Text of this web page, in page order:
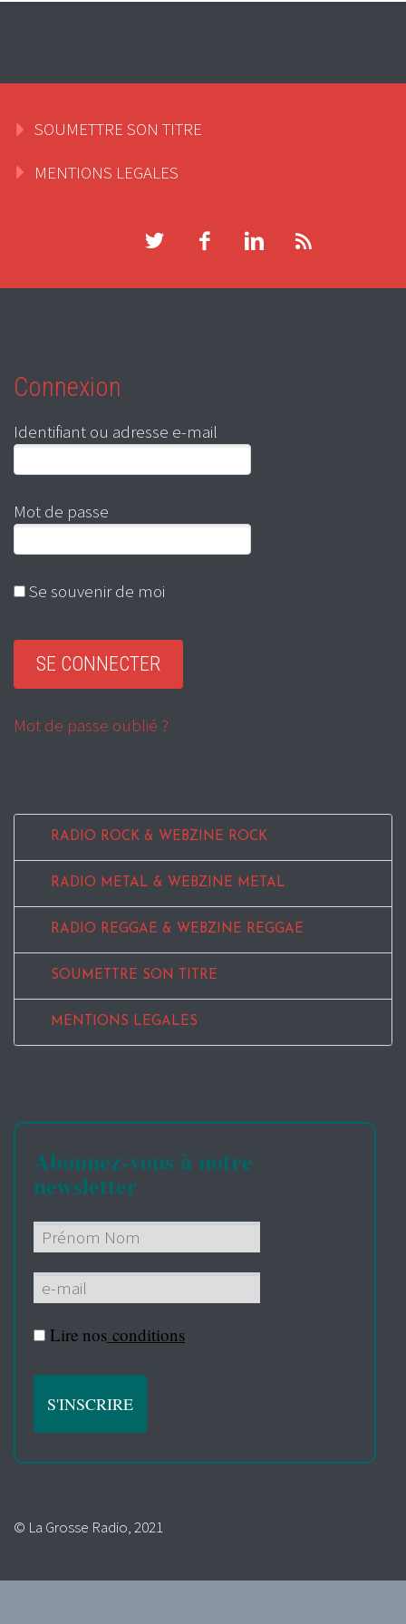
SOUMETTRE SON TITRE
MENTIONS LEGALES
Connexion
Identifiant ou adresse e-mail
Mot de passe
Se souvenir de moi
Mot de passe oublié ?
RADIO ROCK & WEBZINE ROCK
RADIO METAL & WEBZINE METAL
RADIO REGGAE & WEBZINE REGGAE
SOUMETTRE SON TITRE
MENTIONS LEGALES
Abonnez-vous à notre
newsletter
Lire nos conditions
© La Grosse Radio, 2021